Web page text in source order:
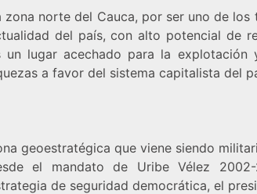
zona norte del Cauca, por ser uno de
del país, con alto potencial de
un lugar acechado para la explotación
a favor del sistema capitalista del
geoestratégica que viene siendo
el mandato de Uribe Vélez
de seguridad democrática, el